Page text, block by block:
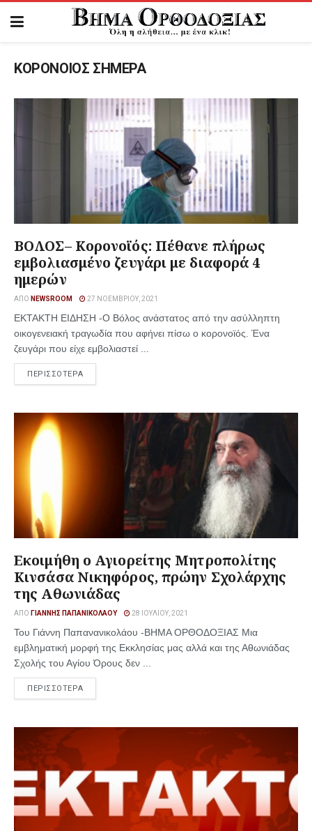
ΚΟΡΟΝΟΙΟΣ ΣΗΜΕΡΑ
ΒΟΛΟΣ– Κορονοϊός: Πέθανε πλήρως
εμβολιασμένο ζευγάρι με διαφορά 4
ημερών
ΑΠΌ NEWSROOM 27 ΝΟΕΜΒΡΊΟΥ, 2021
ΕΚΤΑΚΤΗ ΕΙΔΗΣΗ -O Βόλος ανάστατος από την ασύλληπτη
οικογενειακή τραγωδία που αφήνει πίσω ο κορονοϊός. Ένα
ζευγάρι που είχε εμβολιαστεί ...
ΠΕΡΙΣΣΟΤΕΡΑ
Εκοιμήθη ο Αγιορείτης Μητροπολίτης
Κινσάσα Νικηφόρος, πρώην Σχολάρχης
της Αθωνιάδας
ΑΠΌ ΓΙΆΝΝΗΣ ΠΑΠΑΝΙΚΟΛΆΟΥ 28 ΙΟΥΛΊΟΥ, 2021
Του Γιάννη Παπανανικολάου -ΒΗΜΑ ΟΡΘΟΔΟΞΙΑΣ Μια
εμβληματική μορφή της Εκκλησίας μας αλλά και της Αθωνιάδας
Σχολής του Αγίου Όρους δεν ...
ΠΕΡΙΣΣΟΤΕΡΑ